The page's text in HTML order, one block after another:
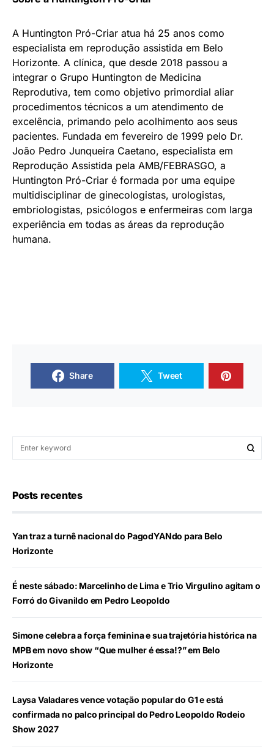
A Huntington Pró-Criar atua há 25 anos como
especialista em reprodução assistida em Belo
Horizonte. A clínica, que desde 2018 passou a
integrar o Grupo Huntington de Medicina
Reprodutiva, tem como objetivo primordial aliar
procedimentos técnicos a um atendimento de
excelência, primando pelo acolhimento aos seus
pacientes. Fundada em fevereiro de 1999 pelo Dr.
João Pedro Junqueira Caetano, especialista em
Reprodução Assistida pela AMB/FEBRASGO, a
Huntington Pró-Criar é formada por uma equipe
multidisciplinar de ginecologistas, urologistas,
embriologistas, psicólogos e enfermeiras com larga
experiência em todas as áreas da reprodução
humana.
Share Tweet
Posts recentes
Yan traz a turnê nacional do PagodYANdo para Belo
Horizonte
É neste sábado: Marcelinho de Lima e Trio Virgulino agitam o
Forró do Givanildo em Pedro Leopoldo
Simone celebra a força feminina e sua trajetória histórica na
MPB em novo show “Que mulher é essa!?” em Belo
Horizonte
Laysa Valadares vence votação popular do G1 e está
confirmada no palco principal do Pedro Leopoldo Rodeio
Show 2027